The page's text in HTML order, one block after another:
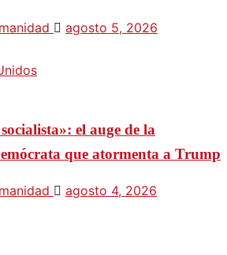
agosto 5, 2026
el auge de la
que atormenta a Trump
agosto 4, 2026